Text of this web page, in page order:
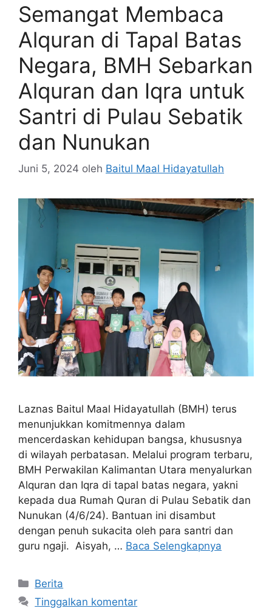
Semangat Membaca
Alquran di Tapal Batas
Negara, BMH Sebarkan
Alquran dan Iqra untuk
Santri di Pulau Sebatik
dan Nunukan
Juni 5, 2024 oleh Baitul Maal Hidayatullah
Laznas Baitul Maal Hidayatullah (BMH) terus
menunjukkan komitmennya dalam
mencerdaskan kehidupan bangsa, khususnya
di wilayah perbatasan. Melalui program terbaru,
BMH Perwakilan Kalimantan Utara menyalurkan
Alquran dan Iqra di tapal batas negara, yakni
kepada dua Rumah Quran di Pulau Sebatik dan
Nunukan (4/6/24). Bantuan ini disambut
dengan penuh sukacita oleh para santri dan
guru ngaji. Aisyah, … Baca Selengkapnya
Kategori
Berita
Tinggalkan komentar